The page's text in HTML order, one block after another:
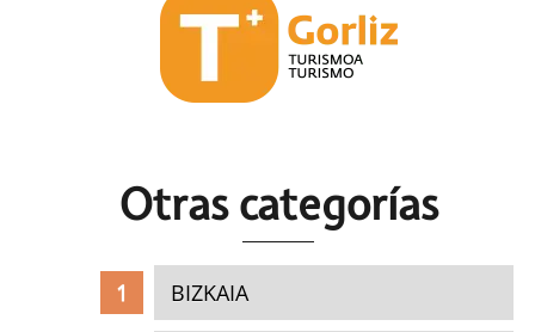
Otras categorías
BIZKAIA